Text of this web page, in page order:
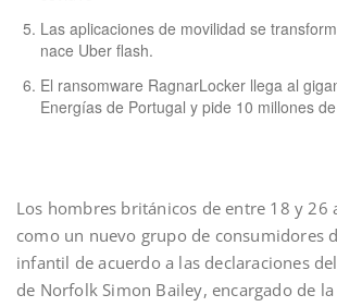
Las aplicaciones de movilidad se
nace Uber flash.
El ransomware RagnarLocker llega al
Energías de Portugal y pide 10 millones
Los hombres británicos de entre 18 y 26
como un nuevo grupo de consumidores
infantil de acuerdo a las declaraciones
de Norfolk Simon Bailey, encargado de